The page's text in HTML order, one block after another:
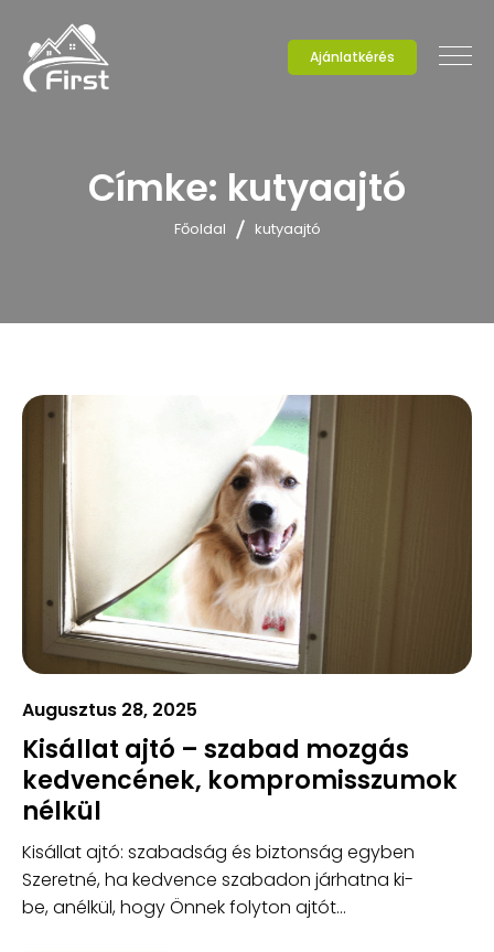
Ajánlatkérés
Címke: kutyaajtó
Főoldal kutyaajtó
Augusztus 28, 2025
Kisállat ajtó – szabad mozgás
kedvencének, kompromisszumok
nélkül
Kisállat ajtó: szabadság és biztonság egyben
Szeretné, ha kedvence szabadon járhatna ki-
be, anélkül, hogy Önnek folyton ajtót...